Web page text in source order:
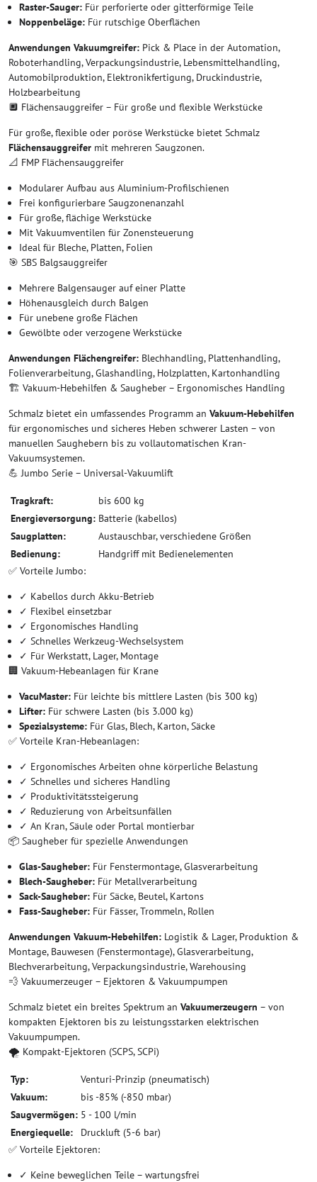
Raster-Sauger: Für perforierte oder gitterförmige Teile
Noppenbeläge: Für rutschige Oberflächen
Anwendungen Vakuumgreifer: Pick & Place in der Automation,
Roboterhandling, Verpackungsindustrie, Lebensmittelhandling,
Automobilproduktion, Elektronikfertigung, Druckindustrie,
Holzbearbeitung
🔲 Flächensauggreifer – Für große und flexible Werkstücke
Für große, flexible oder poröse Werkstücke bietet Schmalz
Flächensauggreifer mit mehreren Saugzonen.
📐 FMP Flächensauggreifer
Modularer Aufbau aus Aluminium-Profilschienen
Frei konfigurierbare Saugzonenanzahl
Für große, flächige Werkstücke
Mit Vakuumventilen für Zonensteuerung
Ideal für Bleche, Platten, Folien
🎯 SBS Balgsauggreifer
Mehrere Balgensauger auf einer Platte
Höhenausgleich durch Balgen
Für unebene große Flächen
Gewölbte oder verzogene Werkstücke
Anwendungen Flächengreifer: Blechhandling, Plattenhandling,
Folienverarbeitung, Glashandling, Holzplatten, Kartonhandling
🏗️ Vakuum-Hebehilfen & Saugheber – Ergonomisches Handling
Schmalz bietet ein umfassendes Programm an Vakuum-Hebehilfen
für ergonomisches und sicheres Heben schwerer Lasten – von
manuellen Saughebern bis zu vollautomatischen Kran-
Vakuumsystemen.
💪 Jumbo Serie – Universal-Vakuumlift
Tragkraft:
bis 600 kg
Energieversorgung: Batterie (kabellos)
Saugplatten:
Austauschbar, verschiedene Größen
Bedienung:
Handgriff mit Bedienelementen
✅ Vorteile Jumbo:
✓ Kabellos durch Akku-Betrieb
✓ Flexibel einsetzbar
✓ Ergonomisches Handling
✓ Schnelles Werkzeug-Wechselsystem
✓ Für Werkstatt, Lager, Montage
🏢 Vakuum-Hebeanlagen für Krane
VacuMaster: Für leichte bis mittlere Lasten (bis 300 kg)
Lifter: Für schwere Lasten (bis 3.000 kg)
Spezialsysteme: Für Glas, Blech, Karton, Säcke
✅ Vorteile Kran-Hebeanlagen:
✓ Ergonomisches Arbeiten ohne körperliche Belastung
✓ Schnelles und sicheres Handling
✓ Produktivitätssteigerung
✓ Reduzierung von Arbeitsunfällen
✓ An Kran, Säule oder Portal montierbar
📦 Saugheber für spezielle Anwendungen
Glas-Saugheber: Für Fenstermontage, Glasverarbeitung
Blech-Saugheber: Für Metallverarbeitung
Sack-Saugheber: Für Säcke, Beutel, Kartons
Fass-Saugheber: Für Fässer, Trommeln, Rollen
Anwendungen Vakuum-Hebehilfen: Logistik & Lager, Produktion &
Montage, Bauwesen (Fenstermontage), Glasverarbeitung,
Blechverarbeitung, Verpackungsindustrie, Warehousing
💨 Vakuumerzeuger – Ejektoren & Vakuumpumpen
Schmalz bietet ein breites Spektrum an Vakuumerzeugern – von
kompakten Ejektoren bis zu leistungsstarken elektrischen
Vakuumpumpen.
🌪️ Kompakt-Ejektoren (SCPS, SCPi)
Typ:
Venturi-Prinzip (pneumatisch)
Vakuum:
bis -85% (-850 mbar)
Saugvermögen: 5 - 100 l/min
Energiequelle:
Druckluft (5-6 bar)
✅ Vorteile Ejektoren:
✓ Keine beweglichen Teile – wartungsfrei